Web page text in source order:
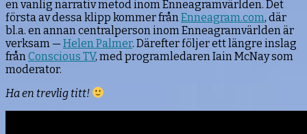
en vanlig narrativ metod inom Enneagramvärlden. Det
första av dessa klipp kommer frånEnneagram.com, där
bl.a. en annan centralperson inom Enneagramvärlden är
verksam — Helen Palmer. Därefter följer ett längre inslag
frånConscious TV, med programledaren Iain McNay som
moderator.
Ha en trevlig titt!